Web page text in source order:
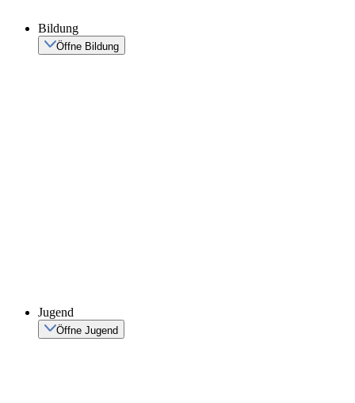
Bildung
Öffne Bildung
Jugend
Öffne Jugend